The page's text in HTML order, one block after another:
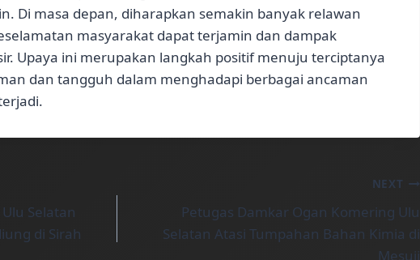
Di masa depan, diharapkan semakin banyak relawan
masyarakat dapat terjamin dan dampak
Upaya ini merupakan langkah positif menuju terciptanya
dan tangguh dalam menghadapi berbagai ancaman
Selatan
di Sirah
NEXT
Petugas Damkar Ogan Komering Ulu
Selatan Atasi Tumpahan Bahan Kimia di
Mesuji